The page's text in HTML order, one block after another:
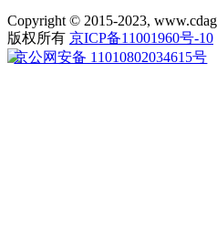
Copyright © 2015-2023,
版权所有 京ICP备11001960号-10
京公网安备 11010802034615号